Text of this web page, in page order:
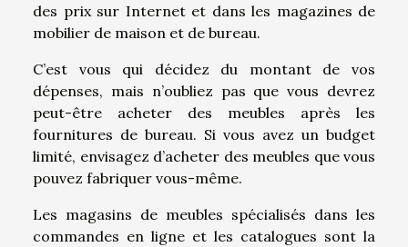
des prix sur Internet et dans les magazines de
mobilier de maison et de bureau.
C’est vous qui décidez du montant de vos
dépenses, mais n’oubliez pas que vous devrez
peut-être acheter des meubles après les
fournitures de bureau. Si vous avez un budget
limité, envisagez d’acheter des meubles que vous
pouvez fabriquer vous-même.
Les magasins de meubles spécialisés dans les
commandes en ligne et les catalogues sont la